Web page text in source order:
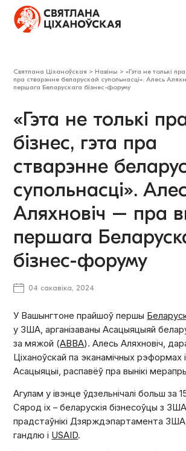
Святлана Ціханоўская > Навіны >«Гэта не толькі
пра стварэнне беларускай супольнасці». Алесь
першага Беларускага бізнес-форуму
«Гэта не толькі
бізнес, гэта пра
стварэнне
супольнасці».
Аляхновіч – пра
першага
бізнес-форуму
04 сакавіка, 2024
У Вашынгтоне прайшоў першы
у ЗША, арганізаваны Асацыяцыяй
за мяжой (АВВА). Алесь Аляхновіч,
Ціханоўскай па эканамічных рэформах
Асацыяцыі, распавёў пра вынікі
Агулам у івэнце ўдзельнічалі больш за
Сярод іх – беларускія бізнесоўцы з
прадстаўнікі Дзярждэпартамента
гандлю і USAID.